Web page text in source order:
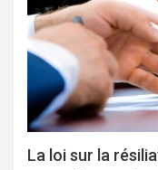
La loi sur la